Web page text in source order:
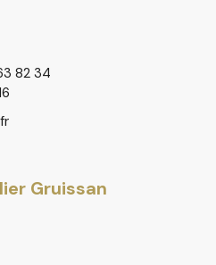
pour en savoir plus !
82 34
Gruissan